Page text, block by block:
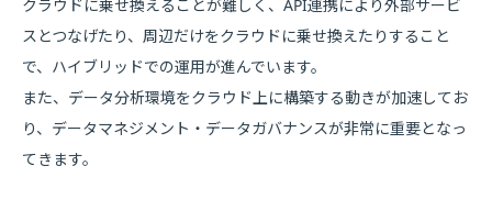
クラウドに乗せ換えることが難しく、API連携により外部サービ
スとつなげたり、周辺だけをクラウドに乗せ換えたりすること
で、ハイブリッドでの運用が進んでいます。
また、データ分析環境をクラウド上に構築する動きが加速してお
り、データマネジメント・データガバナンスが非常に重要となっ
てきます。